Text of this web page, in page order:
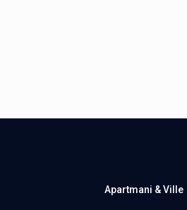
Apartmani & Ville